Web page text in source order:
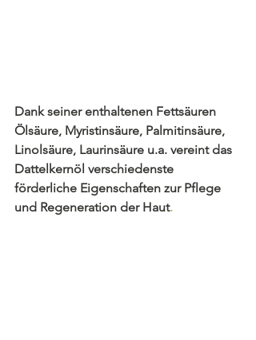
Dank seiner enthaltenen Fettsäuren
Ölsäure, Myristinsäure, Palmitinsäure,
Linolsäure, Laurinsäure u.a. vereint das
Dattelkernöl verschiedenste
förderliche Eigenschaften zur Pflege
und Regeneration der Haut.